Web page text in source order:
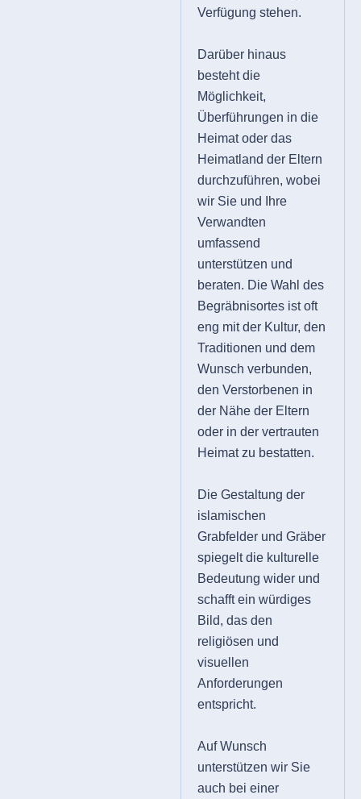
Verfügung stehen.
Darüber hinaus
besteht die
Möglichkeit,
Überführungen in die
Heimat oder das
Heimatland der Eltern
durchzuführen, wobei
wir Sie und Ihre
Verwandten
umfassend
unterstützen und
beraten. Die Wahl des
Begräbnisortes ist oft
eng mit der Kultur, den
Traditionen und dem
Wunsch verbunden,
den Verstorbenen in
der Nähe der Eltern
oder in der vertrauten
Heimat zu bestatten.
Die Gestaltung der
islamischen
Grabfelder und Gräber
spiegelt die kulturelle
Bedeutung wider und
schafft ein würdiges
Bild, das den
religiösen und
visuellen
Anforderungen
entspricht.
Auf Wunsch
unterstützen wir Sie
auch bei einer